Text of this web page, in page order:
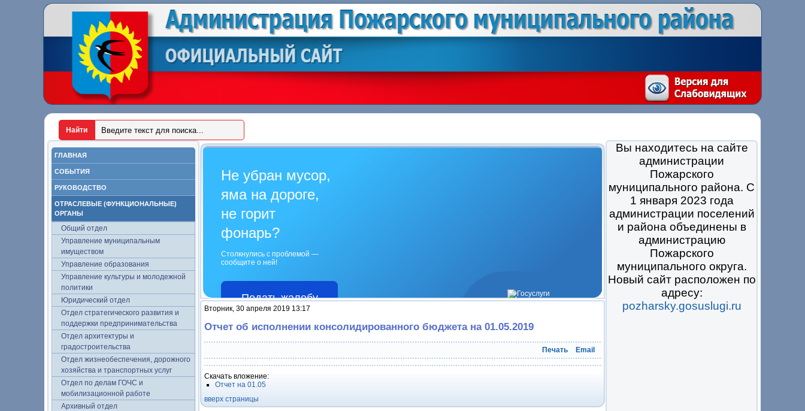
ГЛАВНАЯ
СОБЫТИЯ
РУКОВОДСТВО
ОТРАСЛЕВЫЕ (ФУНКЦИОНАЛЬНЫЕ)
ОРГАНЫ
Общий отдел
Управление муниципальным
имуществом
Управление образования
Управление культуры и молодежной
политики
Юридический отдел
Отдел стратегического развития и
поддержки предпринимательства
Отдел архитектуры и
градостроительства
Отдел жизнеобеспечения, дорожного
хозяйства и транспортных услуг
Отдел по делам ГОЧС и
мобилизационной работе
Архивный отдел
Вы находитесь на сайте
администрации
Пожарского
муниципального района. С
1 января 2023 года
администрации поселений
и района объединены в
администрацию
Пожарского
муниципального округа.
Новый сайт расположен по
адресу:
pozharsky.gosuslugi.ru
Не убран мусор,
яма на дороге,
не горит
фонарь?
Столкнулись с проблемой —
сообщите о ней!
Подать жалобу
Вторник, 30 апреля 2019 13:17
Отчет об исполнении консолидированного бюджета на 01.05.2019
Печать Email
Скачать вложение:
Отчет на 01.05
вверх страницы